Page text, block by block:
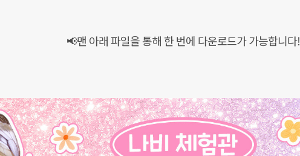
📢맨 아래 파일을 통해 한 번에 다운로드가 가능합니다!